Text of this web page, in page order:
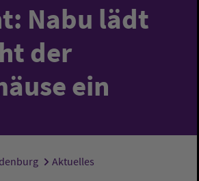
Nabu lädt
der
ein
Aktuelles